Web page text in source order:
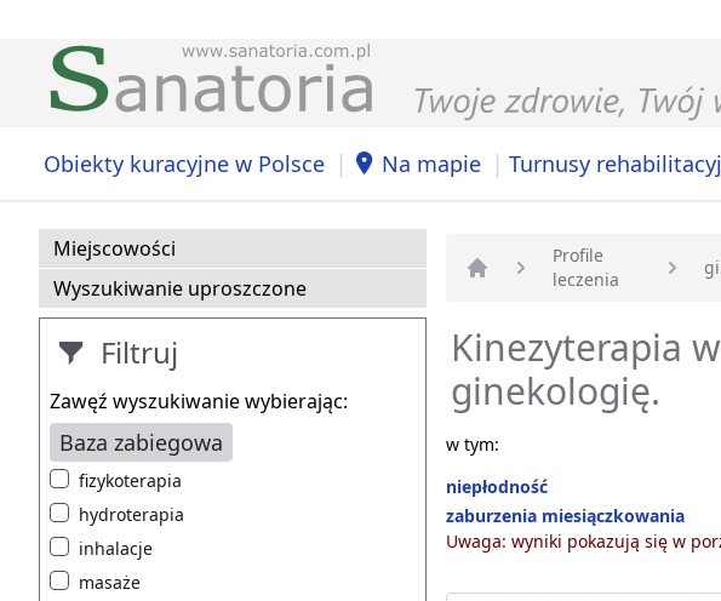
Obiekty kuracyjne w Polsce | Na mapie | Turnusy
Miejscowości
Wyszukiwanie uproszczone
Filtruj
Zawęź wyszukiwanie wybierając:
Baza zabiegowa
fizykoterapia
hydroterapia
inhalacje
masaże
Strona główna
Profile
leczenia
Kinezyterapia
ginekologię.
w tym:
niepłodność
zaburzenia miesiączkowania
Uwaga: wyniki pokazują się w